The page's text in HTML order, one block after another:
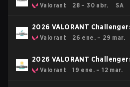
: Ace Masters
Valorant 28 – 30 abr. SA
2026 VALORANT
North: Stage 1
Valorant 26 ene. – 29 mar.
2026 VALORANT
Stage 1
Valorant 19 ene. – 12 mar.